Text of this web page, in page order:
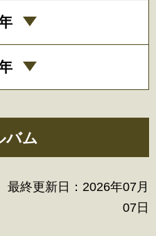
バム
終更新日：2026年07月
07日